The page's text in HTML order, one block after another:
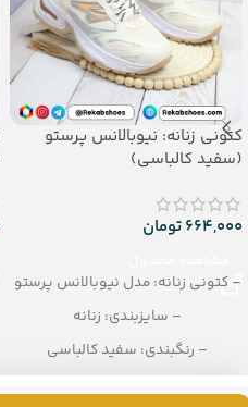
کتونی زنانه: نیوبالانس پرستو
(سفید کالباسی)
664,000تومان
– کتونی زنانه: مدل نیوبالانس پرستو
– سایزبندی: زنانه
– رنگبندی: سفید کالباسی